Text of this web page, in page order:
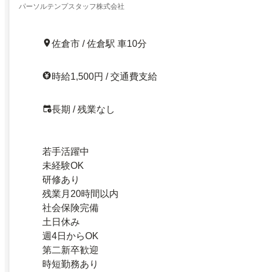
パーソルテンプスタッフ株式会社
佐倉市 / 佐倉駅 車10分
時給1,500円 / 交通費支給
長期 / 残業なし
若手活躍中
未経験OK
研修あり
残業月20時間以内
社会保険完備
土日休み
週4日からOK
第二新卒歓迎
時短勤務あり